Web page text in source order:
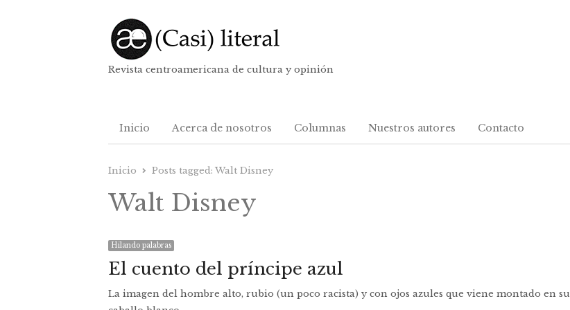
Revista centroamericana de cultura y opinión
Inicio Acerca de nosotros Columnas Nuestros autores Contacto
Inicio Posts tagged: Walt Disney
Walt Disney
Hilando palabras
El cuento del príncipe azul
La imagen del hombre alto, rubio (un poco racista) y con ojos azules que viene montado en su